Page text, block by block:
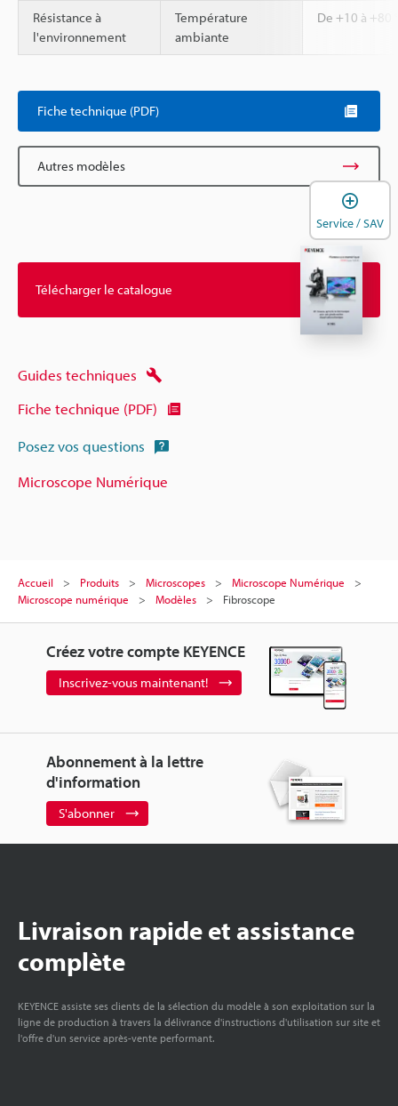
Résistance à
l'environnement
Température
ambiante
De +10 à +80
Fiche technique (PDF)
Autres modèles
Télécharger le catalogue
Guides techniques
Fiche technique (PDF)
Posez vos questions
Microscope Numérique
Accueil Produits Microscopes
Microscope Numérique
Microscope numérique
Modèles Fibroscope
Créez votre compte KEYENCE
Inscrivez-vous maintenant!
Abonnement à la lettre
d'information
S'abonner
Livraison rapide et assistance
complète
KEYENCE assiste ses clients de la sélection du modèle à son exploitation sur la
ligne de production à travers la délivrance d'instructions d'utilisation sur site et
l'offre d'un service après-vente performant.
Service / SAV